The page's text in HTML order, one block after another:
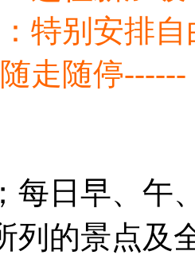
特别安排自
走随停------
每日早、午
列的景点及